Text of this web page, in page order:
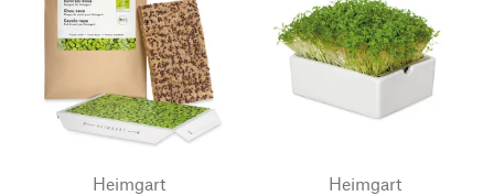
Heimgart
Heimgart